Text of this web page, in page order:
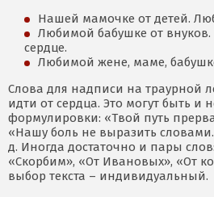
Нашей мамочке от детей.
Любимой бабушке от
сердце.
Любимой жене, маме,
Слова для надписи на траурной
идти от сердца. Это могут быть и
формулировки: «Твой путь
«Нашу боль не выразить
д. Иногда достаточно и пары
«Скорбим», «От Ивановых», «От
выбор текста – индивидуальный.